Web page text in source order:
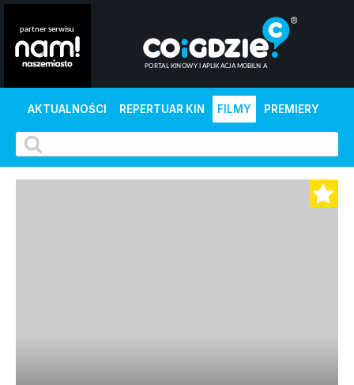
AKTUALNOŚCI REPERTUAR KIN FILMY PREMIERY